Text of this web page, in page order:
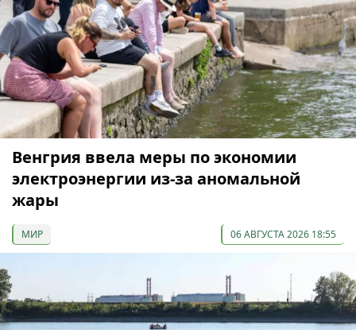
Венгрия ввела меры по экономии
электроэнергии из-за аномальной
жары
МИР 06 АВГУСТА 2026 18:55